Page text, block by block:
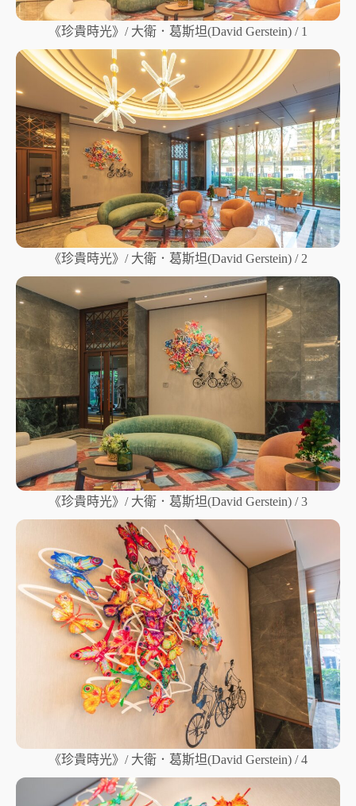
《珍貴時光》/ 大衛．葛斯坦(David Gerstein) / 1
《珍貴時光》/ 大衛．葛斯坦(David Gerstein) / 2
《珍貴時光》/ 大衛．葛斯坦(David Gerstein) / 3
《珍貴時光》/ 大衛．葛斯坦(David Gerstein) / 4